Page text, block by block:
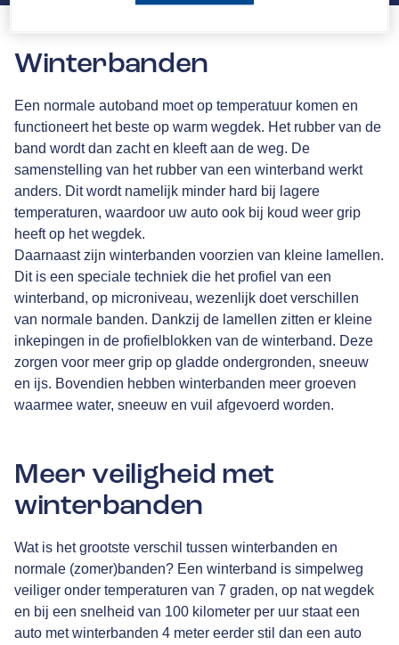
Winterbanden
Een normale autoband moet op temperatuur komen en
functioneert het beste op warm wegdek. Het rubber van de
band wordt dan zacht en kleeft aan de weg. De
samenstelling van het rubber van een winterband werkt
anders. Dit wordt namelijk minder hard bij lagere
temperaturen, waardoor uw auto ook bij koud weer grip
heeft op het wegdek.
Daarnaast zijn winterbanden voorzien van kleine lamellen.
Dit is een speciale techniek die het profiel van een
winterband, op microniveau, wezenlijk doet verschillen
van normale banden. Dankzij de lamellen zitten er kleine
inkepingen in de profielblokken van de winterband. Deze
zorgen voor meer grip op gladde ondergronden, sneeuw
en ijs. Bovendien hebben winterbanden meer groeven
waarmee water, sneeuw en vuil afgevoerd worden.
Meer veiligheid met
winterbanden
Wat is het grootste verschil tussen winterbanden en
normale (zomer)banden? Een winterband is simpelweg
veiliger onder temperaturen van 7 graden, op nat wegdek
en bij een snelheid van 100 kilometer per uur staat een
auto met winterbanden 4 meter eerder stil dan een auto